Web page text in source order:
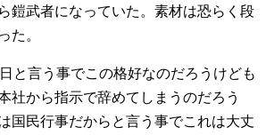
鎧武者になっていた。素材は恐らく段
た。
と言う事でこの格好なのだろうけども
社から指示で辞めてしまうのだろう
国民行事だからと言う事でこれは大丈